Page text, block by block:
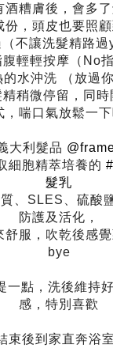
酒糟膚後，會多
份，頭皮也要照顧
不讓洗髮精路過
腹輕輕按摩（ No
的水沖洗
（放過
稍微停留，同
，喘口氣放鬆一
大利髮品
細胞精萃培養的 #
髮乳
、 SLES
、硫酸
防護及活化，
舒服，吹乾後感
bye
一點，洗後維持
感，特別喜歡
束後到家直奔浴